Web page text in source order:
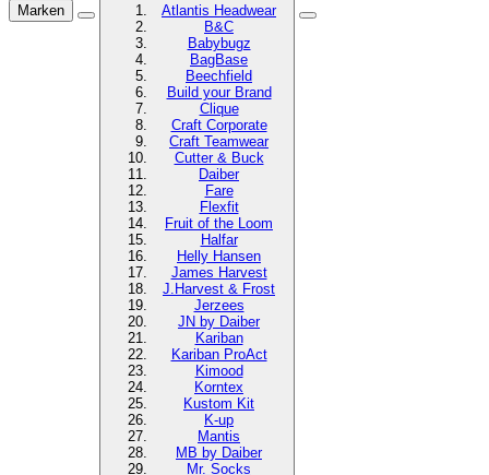
Marken
Atlantis Headwear
B&C
Babybugz
BagBase
Beechfield
Build your Brand
Clique
Craft Corporate
Craft Teamwear
Cutter & Buck
Daiber
Fare
Flexfit
Fruit of the Loom
Halfar
Helly Hansen
James Harvest
J.Harvest & Frost
Jerzees
JN by Daiber
Kariban
Kariban ProAct
Kimood
Korntex
Kustom Kit
K-up
Mantis
MB by Daiber
Mr. Socks